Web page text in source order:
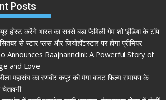
Posts
होस्ट करेंगे भारत का सबसे बड़ा फैमिली गेम शो ‘इंडिया के टॉप
से स्टार प्लस और जियोहॉटस्टार पर होगा प्रीमियर
Announces Raajnanndini: A Powerful Story of
and Love
महासंघ का रणबीर कपूर की मेगा बजट फिल्म रामायण के